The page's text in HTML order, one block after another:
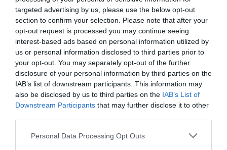
targeted advertising by us, please use the below opt-out
section to confirm your selection. Please note that after your
opt-out request is processed you may continue seeing
interest-based ads based on personal information utilized by
us or personal information disclosed to third parties prior to
your opt-out. You may separately opt-out of the further
disclosure of your personal information by third parties on the
IAB’s list of downstream participants. This information may
also be disclosed by us to third parties on the IAB’s List of
Downstream Participants that may further disclose it to other
Please note that this website/app uses one or more Google
Personal Data Processing Opt Outs
εστίασης άνοιξαν τις πόρτες τους
Από καφέ και πότο μέχρι φαγητό και γλυκά, στην πρώτη
φάση της πιλοτικής της λειτουργίας
ΣΥΝΤΑΓΕΣ